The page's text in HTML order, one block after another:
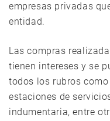
empresas privadas
entidad.
Las compras
tienen intereses y se
todos los rubros
estaciones de
indumentaria, entre